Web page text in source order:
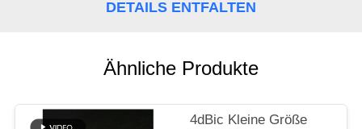
VERBINDUNG
NACHRICHTEN
DETAILS ENTFALTEN
Ähnliche Produkte
4dBic Kleine Größe